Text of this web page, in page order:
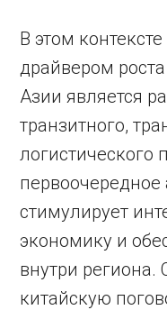
В этом
драйвером
Азии является
транзитного,
логистического
первоочередное
стимулирует
экономику и
внутри
китайскую